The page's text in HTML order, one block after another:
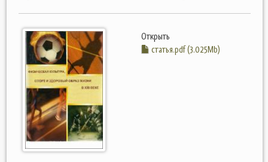
Открыть
статья.pdf (3.025Mb)